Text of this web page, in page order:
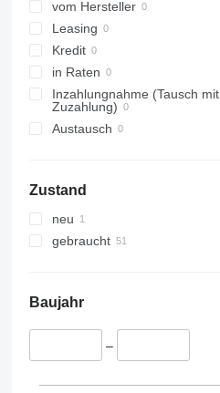
vom Hersteller
Leasing
Kredit
in Raten
Inzahlungnahme (Tausch mit
Zuzahlung)
Austausch
Zustand
neu
gebraucht
Baujahr
–